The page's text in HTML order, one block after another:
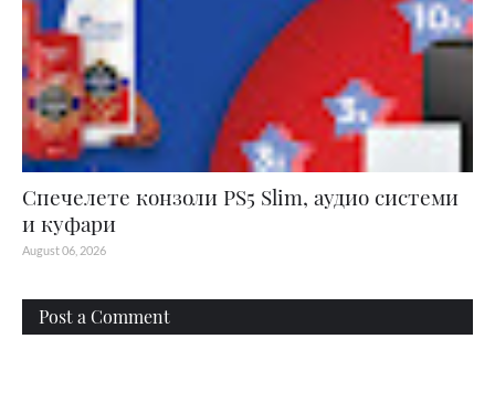
Спечелете конзоли PS5 Slim, аудио системи
и куфари
August 06, 2026
Post a Comment